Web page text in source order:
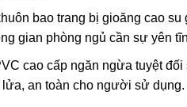
bao trang bị gioăng cao
gian phòng ngủ cần sự yên
cao cấp ngăn ngừa tuyệt
an toàn cho người sử dụng.